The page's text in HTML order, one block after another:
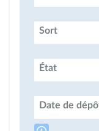
Sort
État
Date de